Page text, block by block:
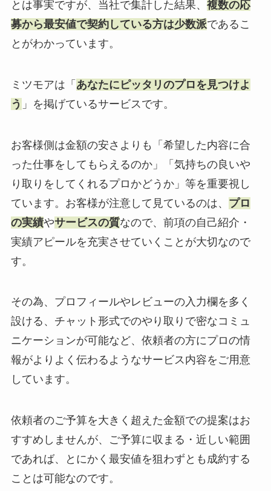
とは事実ですが、当社で集計した結果、 複数の応
募から最安値で契約している方は少数派であるこ
とがわかっています。
ミツモアは「 あなたにピッタリのプロを見つけよ
う 」を掲げているサービスです。
お客様側は金額の安さよりも「希望した内容に合
った仕事をしてもらえるのか」「気持ちの良いや
り取りをしてくれるプロかどうか」等を重要視し
ています。お客様が注意して見ているのは、 プロ
の実績やサービスの質なので、前項の自己紹介・
実績アピールを充実させていくことが大切なので
す。
その為、プロフィールやレビューの入力欄を多く
設ける、チャット形式でのやり取りで密なコミュ
ニケーションが可能など、依頼者の方にプロの情
報がよりよく伝わるようなサービス内容をご用意
しています。
依頼者のご予算を大きく超えた金額での提案はお
すすめしませんが、ご予算に収まる・近しい範囲
であれば、とにかく最安値を狙わずとも成約する
ことは可能なのです。